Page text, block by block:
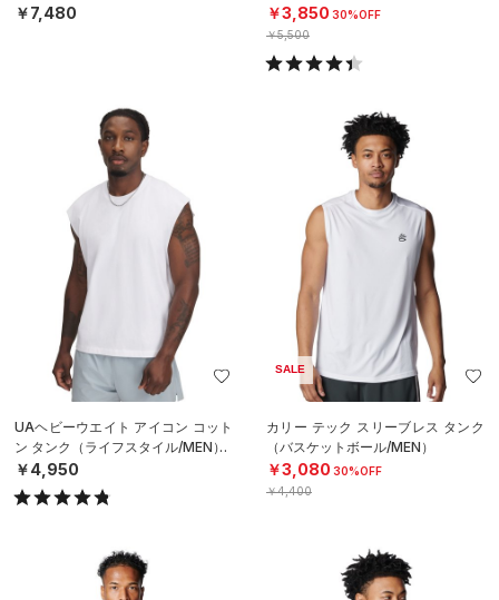
￥7,480 ￥3,850 30%OFF
￥5,500
UAヘビーウエイト アイコン コット
ン タンク（ライフスタイル/MEN）
￥4,950
SALE
カリー テック スリーブレス タンク
（バスケットボール/MEN）
￥3,080 30%OFF
￥4,400